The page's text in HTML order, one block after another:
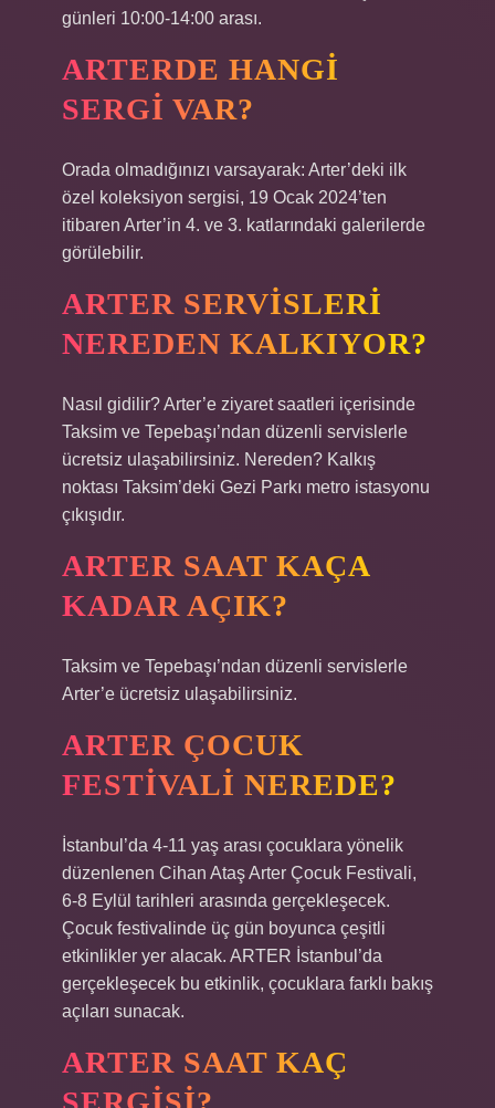
günleri 10:00-14:00 arası.
ARTERDE HANGI
SERGI VAR?
Orada olmadığınızı varsayarak: Arter’deki ilk
özel koleksiyon sergisi, 19 Ocak 2024’ten
itibaren Arter’in 4. ve 3. katlarındaki galerilerde
görülebilir.
ARTER SERVISLERI
NEREDEN KALKIYOR?
Nasıl gidilir? Arter’e ziyaret saatleri içerisinde
Taksim ve Tepebaşı’ndan düzenli servislerle
ücretsiz ulaşabilirsiniz. Nereden? Kalkış
noktası Taksim’deki Gezi Parkı metro istasyonu
çıkışıdır.
ARTER SAAT KAÇA
KADAR AÇIK?
Taksim ve Tepebaşı’ndan düzenli servislerle
Arter’e ücretsiz ulaşabilirsiniz.
ARTER ÇOCUK
FESTIVALI NEREDE?
İstanbul’da 4-11 yaş arası çocuklara yönelik
düzenlenen Cihan Ataş Arter Çocuk Festivali,
6-8 Eylül tarihleri ​​arasında gerçekleşecek.
Çocuk festivalinde üç gün boyunca çeşitli
etkinlikler yer alacak. ARTER İstanbul’da
gerçekleşecek bu etkinlik, çocuklara farklı bakış
açıları sunacak.
ARTER SAAT KAÇ